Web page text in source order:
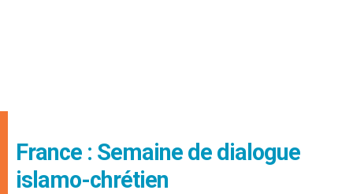
France : Semaine de dialogue
islamo-chrétien